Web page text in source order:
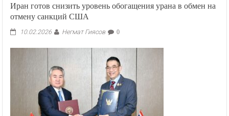
Иран готов снизить уровень обогащения урана в обмен на
отмену санкций США
10.02.2026 Негмат Гиясов 0